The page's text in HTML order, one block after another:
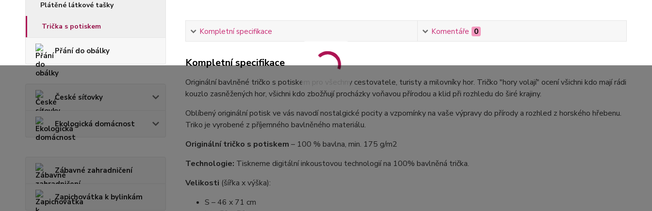
Plátěné látkové tašky
Trička s potiskem
Přání do obálky
České síťovky
Ekologická domácnost
Zábavné zahradničení
Zapichovátka k bylinkám
Kompletní specifikace Komentáře 0
Kompletní specifikace
Originální bavlněné tričko s potiskem pro všechny cestovatele, turisty a milovníky hor. Tričko "hory volají" ocení všichni kdo mají rádi
kouzlo zasněžených hor, všichni kdo zbožňují procházky voňavou přírodou a klid při rozhledu do širé krajiny.
Oblíbený originální potisk ve vás navodí nostalgické pocity a vzpomínky na vaše výpravy do přírody a rozhled z horského hřebenu.
Triko je vyrobené z příjemného bavlněného materiálu.
Originální tričko s potiskem – 100 % bavlna, min. 175 g/m2
Technologie: Tiskneme digitální inkoustovou technologií na 100% bavlněná trička.
Velikosti (šířka x výška):
S – 46 x 71 cm